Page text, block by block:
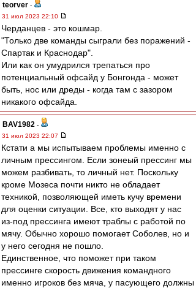
teorver -
31 июл 2023 22:10
Черданцев - это кошмар.
"Только две команды сыграли без поражений -
Спартак и Краснодар".
Или как он умудрился трепаться про
потенциальный офсайд у Бонгонда - может
быть, нос или дреды - когда там с зазором
никакого офсайда.
BAV1982 -
31 июл 2023 22:07
Кстати а мы испытываем проблемы именно с
личным прессингом. Если зонеый прессинг мы
можем разбивать, то личный нет. Поскольку
кроме Мозеса почти никто не обладает
техникой, позволяющей иметь кучу времени
для оценки ситуации. Все, кто выходят у нас
из-под прессинга имеют траблы с работой по
мячу. Обычно хорошо помогает Соболев, но и
у него сегодня не пошло.
Единственное, что поможет при таком
прессинге скорость движения командного
именно игроков без мяча, у пасующего должны